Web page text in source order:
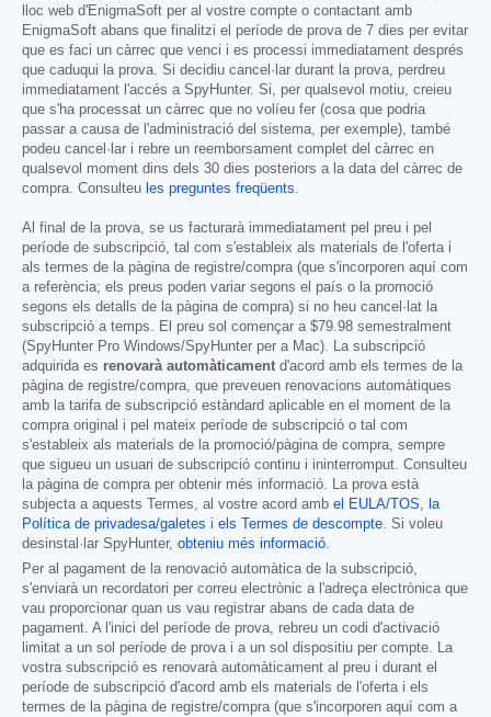
lloc web d'EnigmaSoft per al vostre compte o contactant amb
EnigmaSoft abans que finalitzi el període de prova de 7 dies per evitar
que es faci un càrrec que venci i es processi immediatament després
que caduqui la prova. Si decidiu cancel·lar durant la prova, perdreu
immediatament l'accés a SpyHunter. Si, per qualsevol motiu, creieu
que s'ha processat un càrrec que no volíeu fer (cosa que podria
passar a causa de l'administració del sistema, per exemple), també
podeu cancel·lar i rebre un reemborsament complet del càrrec en
qualsevol moment dins dels 30 dies posteriors a la data del càrrec de
compra. Consulteu les preguntes freqüents
Al final de la prova, se us facturarà immediatament pel preu i pel
període de subscripció, tal com s'estableix als materials de l'oferta i
als termes de la pàgina de registre/compra (que s'incorporen aquí com
a referència; els preus poden variar segons el país o la promoció
segons els detalls de la pàgina de compra) si no heu cancel·lat la
subscripció a temps. El preu sol començar a $79.98 semestralment
(SpyHunter Pro Windows/SpyHunter per a Mac). La subscripció
adquirida es renovarà automàticament d'acord amb els termes de la
pàgina de registre/compra, que preveuen renovacions automàtiques
amb la tarifa de subscripció estàndard aplicable en el moment de la
compra original i pel mateix període de subscripció o tal com
s'estableix als materials de la promoció/pàgina de compra, sempre
que sigueu un usuari de subscripció continu i ininterromput. Consulteu
la pàgina de compra per obtenir més informació. La prova està
subjecta a aquests Termes, al vostre acord amb el EULA/TOS
la
Política de privadesa/galetes i els Termes de descompte . Si voleu
desinstal·lar SpyHunter, obteniu més informació
Per al pagament de la renovació automàtica de la subscripció,
s'enviarà un recordatori per correu electrònic a l'adreça electrònica que
vau proporcionar quan us vau registrar abans de cada data de
pagament. A l'inici del període de prova, rebreu un codi d'activació
limitat a un sol període de prova i a un sol dispositiu per compte. La
vostra subscripció es renovarà automàticament al preu i durant el
període de subscripció d'acord amb els materials de l'oferta i els
termes de la pàgina de registre/compra (que s'incorporen aquí com a